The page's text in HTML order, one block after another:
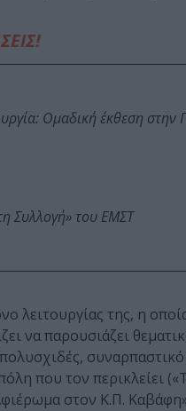
Ομαδική έκθεση
Συλλογή» του ΕΜΣΤ
της, η
να παρουσιάζει
που τον περικλείει
στον Κ.Π.